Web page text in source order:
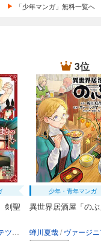
「少年マンガ」無料一覧へ
剣聖
ヒロ 空路恵 渡辺樹
3位
少年・青年マンガ
異世界居酒屋「の
蝉川夏哉 ヴァージニア二